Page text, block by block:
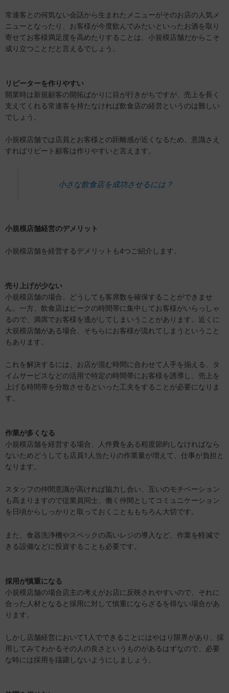
常連客との何気ない会話から生まれたメニューがそのお店の人気メ
ニューとなったり、お客様が今度飲んでみたいといったお酒を取り
寄せてお客様満足度を高めたりすることは、小規模店舗だからこそ
成り立つことだと言えるでしょう。
リピーターを作りやすい
開業時は新規顧客の開拓ばかりに目が行きがちですが、売上を長く
支えてくれる常連客を持たなければ飲食店の経営というのは難しい
でしょう。
小規模店舗では店員とお客様との距離感が近くなるため、意識さえ
すればリピート顧客は作りやすいと言えます。
小さな飲食店を成功させるには？
小規模店舗経営のデメリット
小規模店舗を経営するデメリットも4つご紹介します。
売り上げが少ない
小規模店舗の場合、どうしても客席数を確保することができませ
ん。一方、飲食店はピークの時間帯に集中してお客様がいらっしゃ
るので、満席でお客様を逃がしてしまいうことがあります。近くに
大規模店舗がある場合、そちらにお客様が流れてしまうということ
もあります。
これを解決するには、お店が混む時間に合わせて人手を揃える、タ
イムサービスなどの活用で特定の時間帯にお客様を誘導し、売上を
上げる時間帯を分散させるといった工夫をすることが必要になりま
す。
作業が多くなる
小規模店舗を経営する場合、人件費をある程度節約しなければなら
ないためどうしても店員1人当たりの作業量が増えて、仕事が負担と
なります。
スタッフの仲間意識が高ければ協力し合い、互いのモチベーション
も高まりますので従業員同士、働く仲間としてコミュニケーション
を日頃からしっかりと取っておくことももちろん大切です。
また、食器洗浄機やスペックの高いレジの導入など、作業を軽減で
きる設備などに投資することも必要です。
採用が慎重になる
小規模店舗の場合店主の考えがお店に反映されやすいので、それに
合った人材となると採用に対して慎重にならざるを得ない場合があ
ります。
しかし店舗経営において1人でできることにはやはり限界があり、採
用してみてわかるその人の良さというものがあるはずなので、必要
な時には採用を躊躇しないようにしましょう。